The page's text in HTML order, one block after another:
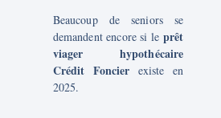
Beaucoup de seniors se
demandent encore si le prêt
viager hypothécaire
Crédit Foncier existe en
2025.